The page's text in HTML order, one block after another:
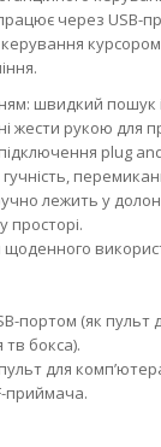
через USB-
швидкий пошук
жести рукою для
підключення plug
лежить у
просторі.
щоденного
портом (як пульт
тв бокса).
для
приймача.